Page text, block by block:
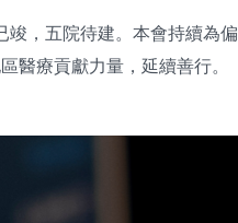
竣，五院待建。本會持續為偏
醫療貢獻力量，延續善行。